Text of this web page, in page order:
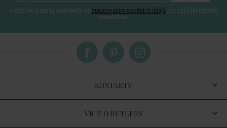
vložením e-mailu souhlasíte se zpracováním osobních údajů pro zasílání našeho
newsletteru
KONTAKTY
VÍCE O BUTLERS